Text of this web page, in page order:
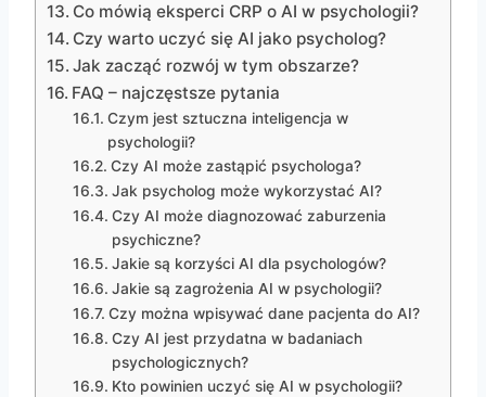
Co mówią eksperci CRP o AI w psychologii?
Czy warto uczyć się AI jako psycholog?
Jak zacząć rozwój w tym obszarze?
FAQ – najczęstsze pytania
Czym jest sztuczna inteligencja w
psychologii?
Czy AI może zastąpić psychologa?
Jak psycholog może wykorzystać AI?
Czy AI może diagnozować zaburzenia
psychiczne?
Jakie są korzyści AI dla psychologów?
Jakie są zagrożenia AI w psychologii?
Czy można wpisywać dane pacjenta do AI?
Czy AI jest przydatna w badaniach
psychologicznych?
Kto powinien uczyć się AI w psychologii?